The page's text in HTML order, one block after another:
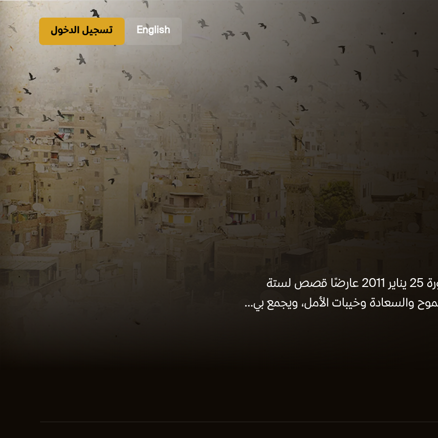
English تسجيل الدخول
تدور أحداث الفيلم خلال فترة ما قبل ثورة 25 يناير 2011 عارضًا قصص لستة
والسعادة وخيبات الأمل، ويجمع بي...